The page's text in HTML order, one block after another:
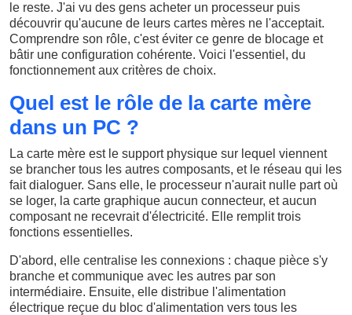
le reste. J'ai vu des gens acheter un processeur puis
découvrir qu'aucune de leurs cartes mères ne l'acceptait.
Comprendre son rôle, c'est éviter ce genre de blocage et
bâtir une configuration cohérente. Voici l'essentiel, du
fonctionnement aux critères de choix.
Quel est le rôle de la carte mère
dans un PC ?
La carte mère est le support physique sur lequel viennent
se brancher tous les autres composants, et le réseau qui les
fait dialoguer. Sans elle, le processeur n'aurait nulle part où
se loger, la carte graphique aucun connecteur, et aucun
composant ne recevrait d'électricité. Elle remplit trois
fonctions essentielles.
D'abord, elle centralise les connexions : chaque pièce s'y
branche et communique avec les autres par son
intermédiaire. Ensuite, elle distribue l'alimentation
électrique reçue du bloc d'alimentation vers tous les